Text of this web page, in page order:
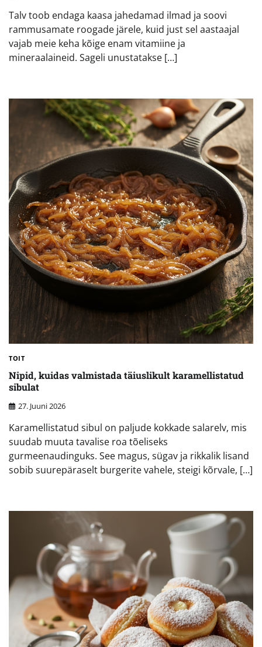
Talv toob endaga kaasa jahedamad ilmad ja soovi
rammusamate roogade järele, kuid just sel aastaajal
vajab meie keha kõige enam vitamiine ja
mineraalaineid. Sageli unustatakse […]
TOIT
Nipid, kuidas valmistada täiuslikult karamellistatud
sibulat
27. Juuni 2026
Karamellistatud sibul on paljude kokkade salarelv, mis
suudab muuta tavalise roa tõeliseks
gurmeenaudinguks. See magus, sügav ja rikkalik lisand
sobib suurepäraselt burgerite vahele, steigi kõrvale, […]